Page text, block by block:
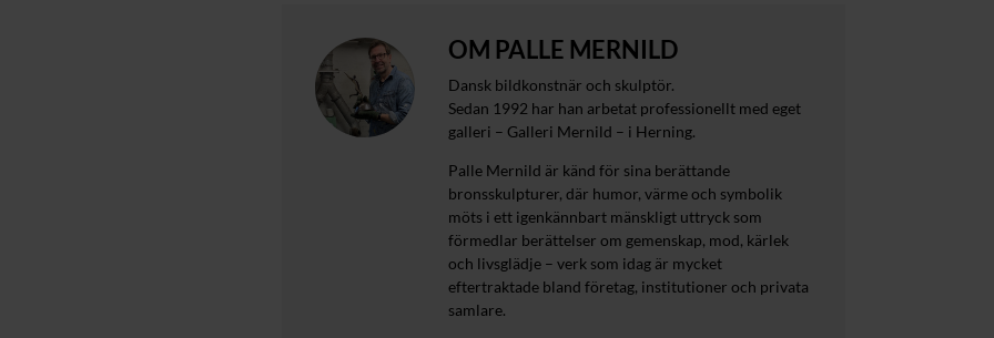
OM PALLE MERNILD
Dansk bildkonstnär och skulptör.
Sedan 1992 har han arbetat professionellt med eget
galleri – Galleri Mernild – i Herning.
Palle Mernild är känd för sina berättande
bronsskulpturer, där humor, värme och symbolik
möts i ett igenkännbart mänskligt uttryck som
förmedlar berättelser om gemenskap, mod, kärlek
och livsglädje – verk som idag är mycket
eftertraktade bland företag, institutioner och privata
samlare.